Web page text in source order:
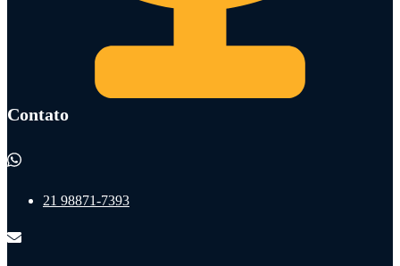
Contato
21 98871-7393